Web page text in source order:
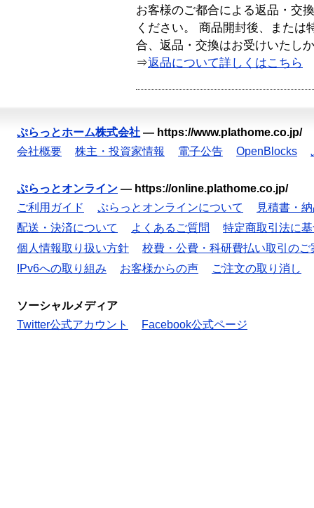
お客様のご都合による返品・交
ください。 商品開封後、または
合、返品・交換はお受けいたし
⇒返品について詳しくはこちら
ぷらっとホーム株式会社 — https://www.plathome.co.jp/
会社概要
株主・投資家情報 電子公告 OpenBlocks
ぷらっとオンライン — https://online.plathome.co.jp/
ご利用ガイド
ぷらっとオンラインについて
見積書・
配送・決済について
よくあるご質問
特定商取引法に
個人情報取り扱い方針
校費・公費・科研費払い取引のご
IPv6への取り組み
お客様からの声 ご注文の取り消し
ソーシャルメディア
Twitter公式アカウント
Facebook公式ページ